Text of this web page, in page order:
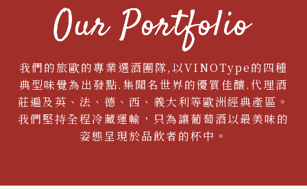
我們的旅歐的專業選酒團隊,以VINOType的四種
典型味覺為出發點.集聞名世界的優質佳釀.代理酒
莊遍及英、法、德、西、義大利等歐洲經典產區。
我們堅持全程冷藏運輸，只為讓葡萄酒以最美味的
姿態呈現於品飲者的杯中。